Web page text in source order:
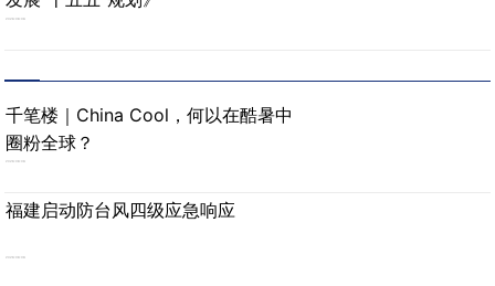
2026-08-06
精彩推荐
千笔楼｜China Cool，何以在酷暑中
圈粉全球？
福建启动防台风四级应急响应
2026-08-06